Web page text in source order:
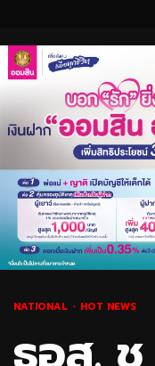
NATIONAL HOT NEWS